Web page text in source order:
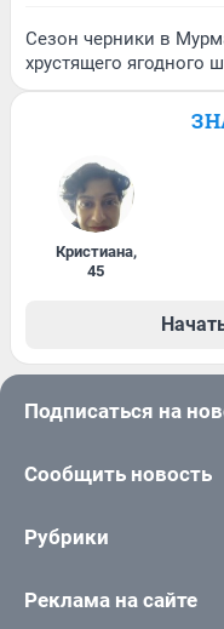
Сезон черники в
хрустящего ягодного
Кристиана,
45
Подписаться на
Сообщить новость
Рубрики
Реклама на сайте